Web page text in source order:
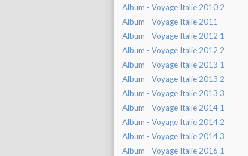
Album - Voyage Italie 2010 2
Album - Voyage Italie 2011
Album - Voyage Italie 2012 1
Album - Voyage Italie 2012 2
Album - Voyage Italie 2013 1
Album - Voyage Italie 2013 2
Album - Voyage Italie 2013 3
Album - Voyage Italie 2014 1
Album - Voyage Italie 2014 2
Album - Voyage Italie 2014 3
Album - Voyage Italie 2016 1